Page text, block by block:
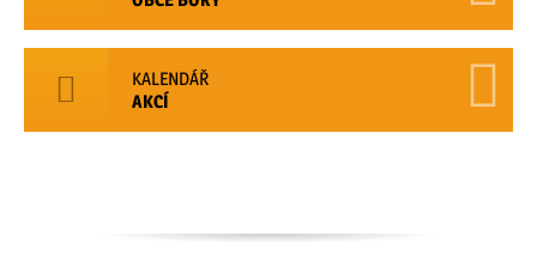
KALENDÁŘ
AKCÍ